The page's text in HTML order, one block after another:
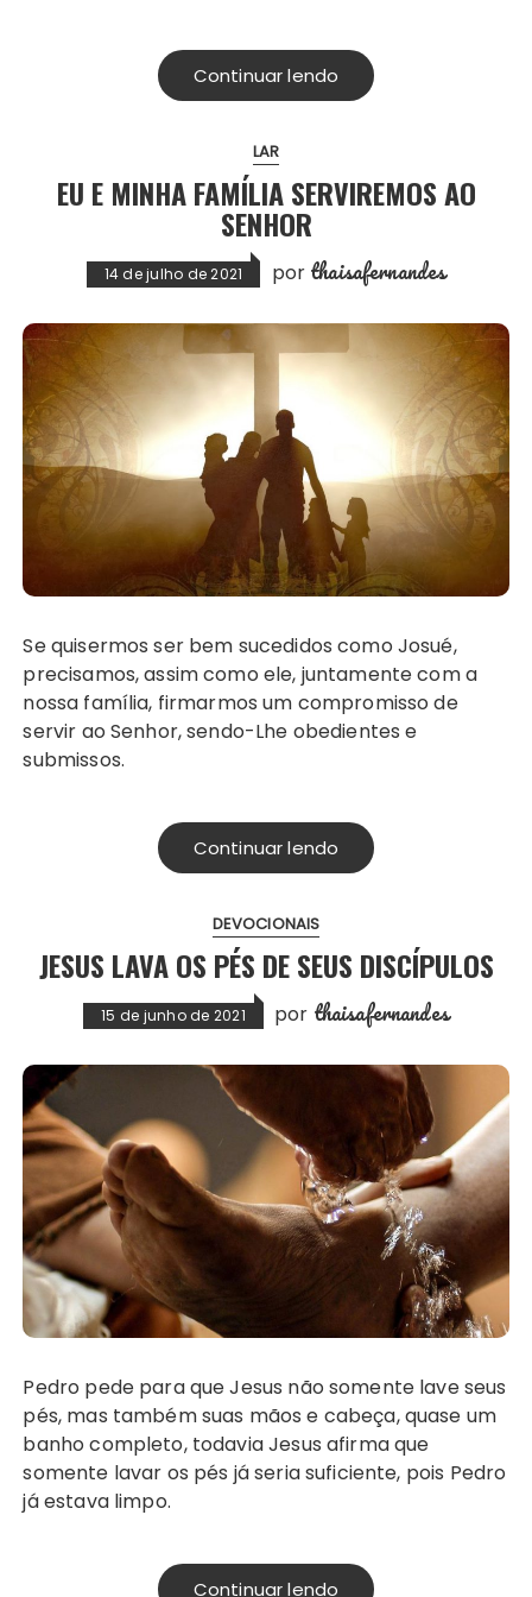
Continuar lendo
LAR
EU E MINHA FAMÍLIA SERVIREMOS AO
SENHOR
14 de julho de 2021 por thaisafernandes
Se quisermos ser bem sucedidos como Josué,
precisamos, assim como ele, juntamente com a
nossa família, firmarmos um compromisso de
servir ao Senhor, sendo-Lhe obedientes e
submissos.
Continuar lendo
DEVOCIONAIS
JESUS LAVA OS PÉS DE SEUS DISCÍPULOS
15 de junho de 2021 por thaisafernandes
Pedro pede para que Jesus não somente lave seus
pés, mas também suas mãos e cabeça, quase um
banho completo, todavia Jesus afirma que
somente lavar os pés já seria suficiente, pois Pedro
já estava limpo.
Continuar lendo